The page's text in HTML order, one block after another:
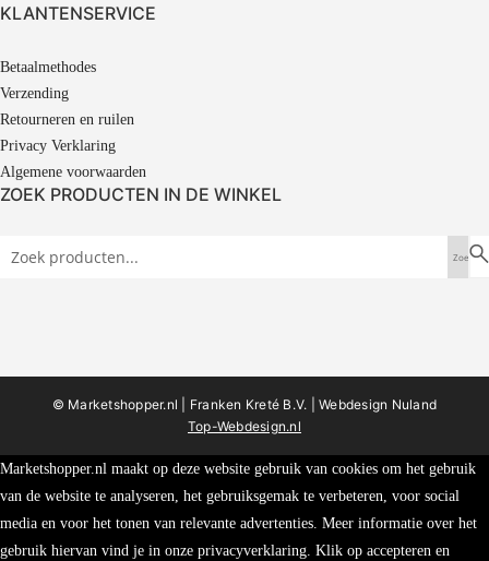
KLANTENSERVICE
Betaalmethodes
Verzending
Retourneren en ruilen
Privacy Verklaring
Algemene voorwaarden
ZOEK PRODUCTEN IN DE WINKEL
© Marketshopper.nl | Franken Kreté B.V. |Webdesign Nuland
Top-Webdesign.nl
Marketshopper.nl maakt op deze website gebruik van cookies om het gebruik
van de website te analyseren, het gebruiksgemak te verbeteren, voor social
media en voor het tonen van relevante advertenties. Meer informatie over het
gebruik hiervan vind je in onze privacyverklaring. Klik op accepteren en